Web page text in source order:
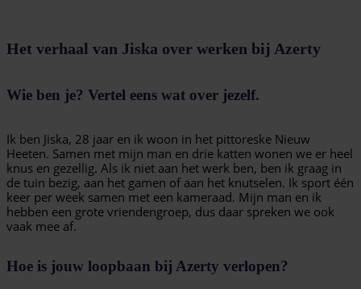
Het verhaal van Jiska over werken bij Azerty
Wie ben je? Vertel eens wat over jezelf.
Ik ben Jiska, 28 jaar en ik woon in het pittoreske Nieuw
Heeten. Samen met mijn man en drie katten wonen we er heel
knus en gezellig. Als ik niet aan het werk ben, ben ik graag in
de tuin bezig, aan het gamen of aan het knutselen. Ik sport één
keer per week samen met een kameraad. Mijn man en ik
hebben een grote vriendengroep, dus daar spreken we ook
vaak mee af.
Hoe is jouw loopbaan bij Azerty verlopen?